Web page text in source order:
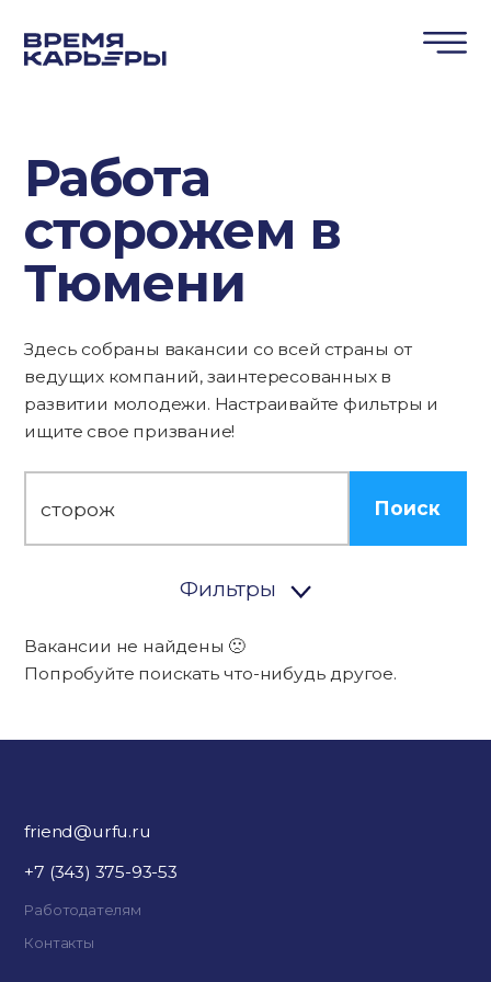
Работа
сторожем в
Тюмени
Здесь собраны вакансии со всей страны от
ведущих компаний, заинтересованных в
развитии молодежи. Настраивайте фильтры и
ищите свое призвание!
Поиск
Фильтры
Вакансии не найдены 🙁
Попробуйте поискать что-нибудь другое.
friend@urfu.ru
+7 (343) 375-93-53
Работодателям
Контакты